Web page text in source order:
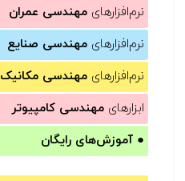
نرم‌افزارهای مهندسی عمران
نرم‌افزارهای مهندسی صنایع
نرم‌افزارهای مهندسی مکانیک
ابزارهای مهندسی کامپیوتر
● آموزش‌های رایگان